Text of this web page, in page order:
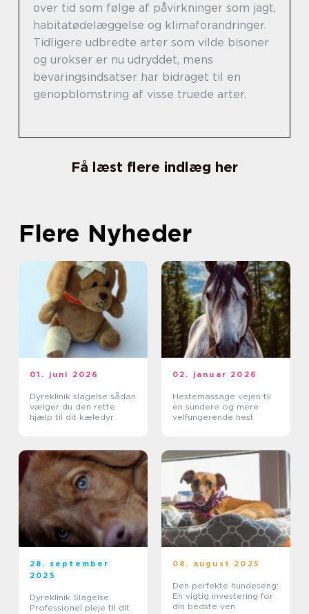
over tid som følge af påvirkninger som jagt,
habitatødelæggelse og klimaforandringer.
Tidligere udbredte arter som vilde bisoner
og urokser er nu udryddet, mens
bevaringsindsatser har bidraget til en
genopblomstring af visse truede arter.
Få læst flere indlæg her
Flere Nyheder
01. juni 2026
Dyreklinik slagelse sådan
vælger du den rette
hjælp til dit kæledyr
02. januar 2026
Hestemassage vejen til
en sundere og mere
velfungerende hest
28. september
2025
Dyreklinik Slagelse:
Professionel pleje til dit
08. august 2025
Den perfekte hundeseng:
En vigtig investering for
din bedste ven